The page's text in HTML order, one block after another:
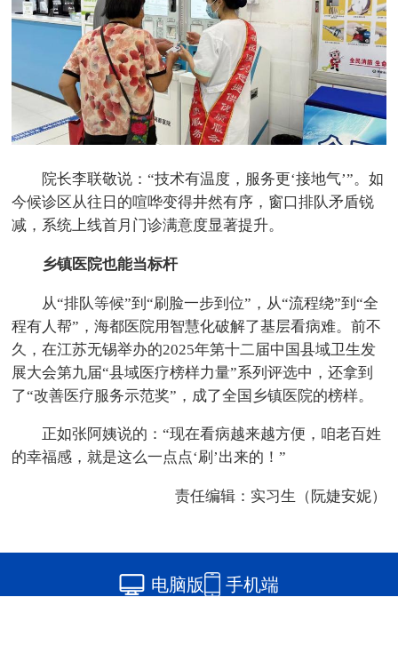
院长李联敬说：“技术有温度，服务更‘接地气’”。如
今候诊区从往日的喧哗变得井然有序，窗口排队矛盾锐
减，系统上线首月门诊满意度显著提升。
乡镇医院也能当标杆
从“排队等候”到“刷脸一步到位”，从“流程绕”到“全
程有人帮”，海都医院用智慧化破解了基层看病难。前不
久，在江苏无锡举办的2025年第十二届中国县域卫生发
展大会第九届“县域医疗榜样力量”系列评选中，还拿到
了“改善医疗服务示范奖”，成了全国乡镇医院的榜样。
正如张阿姨说的：“现在看病越来越方便，咱老百姓
的幸福感，就是这么一点点‘刷’出来的！”
责任编辑：实习生（阮婕安妮）
电脑版 手机端